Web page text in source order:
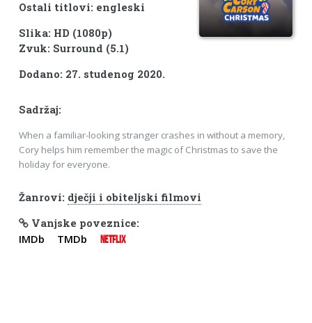
Ostali titlovi: engleski
Slika: HD (1080p)
Zvuk: Surround (5.1)
Dodano: 27. studenog 2020.
Sadržaj:
When a familiar-looking stranger crashes in without a memory,
Cory helps him remember the magic of Christmas to save the
holiday for everyone.
Žanrovi: dječji i obiteljski filmovi
Vanjske poveznice:
IMDb TMDb NETFLIX